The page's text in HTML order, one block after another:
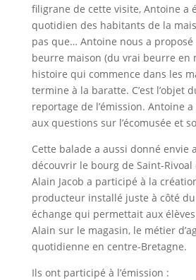
filigrane de cette visite, Antoine a
quotidien des habitants de la
pas que… Antoine nous a
beurre maison (du vrai beurre en
histoire qui commence dans les
termine à la baratte. C’est l’objet
reportage de l’émission. Antoine
aux questions sur l’écomusée et
Cette balade a aussi donné envie
découvrir le bourg de Saint-
Alain Jacob a participé à la
producteur installé juste à côté
échange qui permettait aux
Alain sur le magasin, le métier
quotidienne en centre-Bretagne.
Ils ont participé à l’émission :